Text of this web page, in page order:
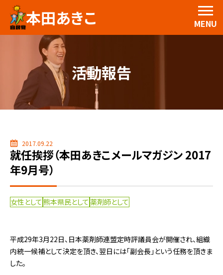
本田あきこ MENU
活動報告
2017.09.22
就任挨拶（本田あきこメールマガジン 2017
年9月号）
女性として 熊本県民として 薬剤師として
平成29年3月22日、日本薬剤師連盟定時評議員会が開催され、組織
内統一候補として決定を頂き、翌日には「副会長」という任務を頂きま
した。